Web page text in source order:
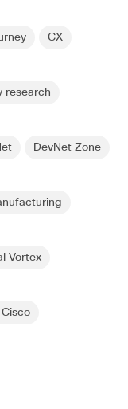
CX
research
DevNet Zone
Vortex